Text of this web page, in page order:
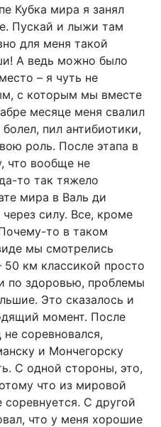
Кубка мира я занял
Пускай и лыжи там
для меня такой
А ведь можно было
– я чуть не
с которым мы вместе
месяце меня свалил
пил антибиотики,
роль. После этапа в
что вообще не
то так тяжело
мира в Валь ди
силу. Все, кроме
то в таком
мы смотрелись
км классикой просто
по здоровью, проблемы
Это сказалось и
момент. После
соревновался,
и Мончегорску
С одной стороны, это,
что из мировой
С другой
что у меня хорошие